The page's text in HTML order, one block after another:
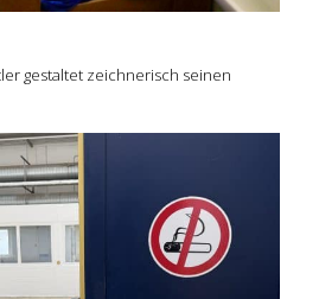
gestaltet zeichnerisch seinen